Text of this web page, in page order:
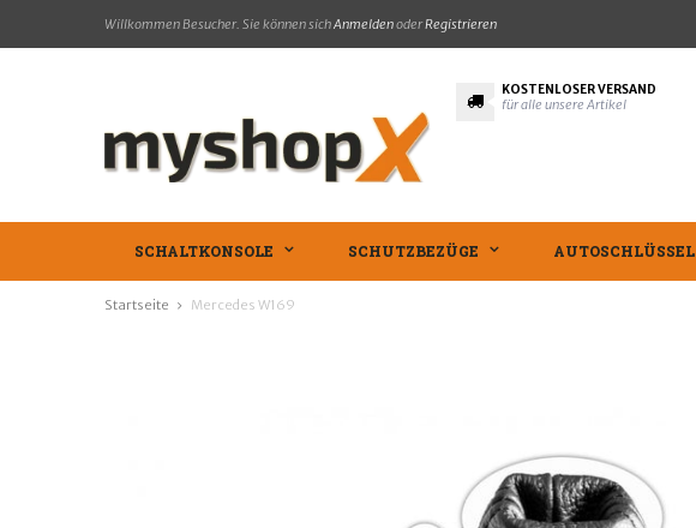
Willkommen Besucher. Sie können sichAnmeldenoderRegistrieren
KOSTENLOSER VERSAND
für alle unsere Artikel
SCHALTKONSOLE SCHUTZBEZÜGE AUTOSCHLÜSSEL
Startseite Mercedes W169